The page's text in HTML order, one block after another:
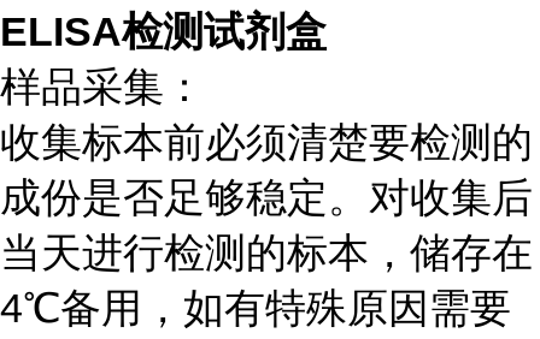
ELISA检测试剂盒
样品采集：
收集标本前必须清楚要检测的
成份是否足够稳定。对收集后
当天进行检测的标本，储存在
4℃备用，如有特殊原因需要